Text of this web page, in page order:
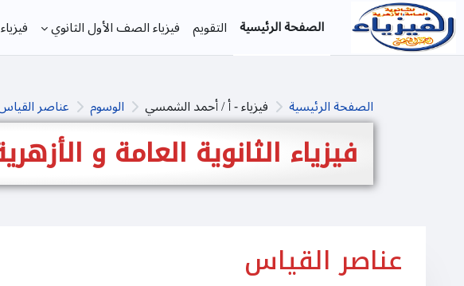
تخطى إلى المحتوى الرئيسي
الصفحة الرئيسية التقويم فيزياء الصف الأول الثانوي
الصفحة الرئيسية فيزياء - أ / أحمد الشمسي الوسوم عناصر
فيزياء الثانوية العامة و
عناصر القياس